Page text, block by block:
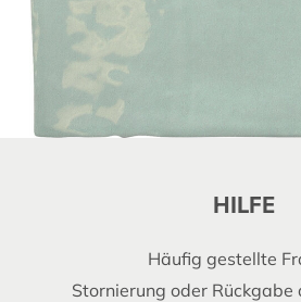
HILFE
Häufig gestellte
Stornierung oder Rückgabe